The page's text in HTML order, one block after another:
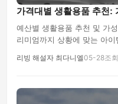
가격대별 생활용품 추천:
예산별 생활용품 추천 및 가
리미엄까지 상황에 맞는 아
리빙 해설자 최다니엘05-28조